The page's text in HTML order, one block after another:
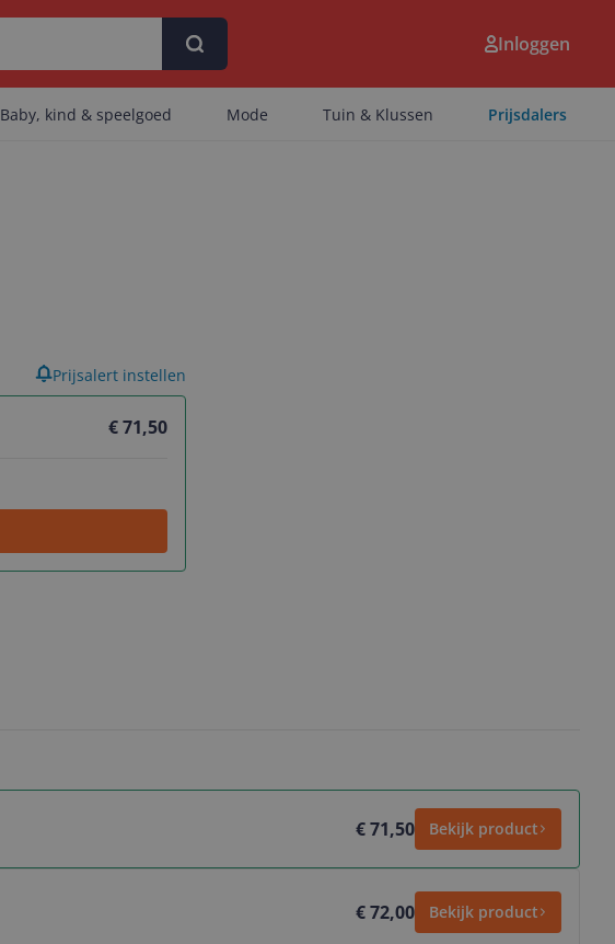
Inloggen
Baby, kind & speelgoed Mode Tuin & Klussen Prijsdalers
€ 71,50
Prijsalert instellen
€ 71,50 Bekijk product
€ 72,00 Bekijk product